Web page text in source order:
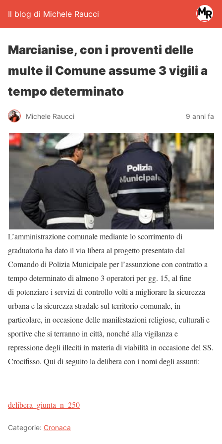
Il blog di Michele Raucci
Marcianise, con i proventi delle
multe il Comune assume 3 vigili a
tempo determinato
Michele Raucci 9 anni fa
L’amministrazione comunale mediante lo scorrimento di
graduatoria ha dato il via libera al progetto presentato dal
Comando di Polizia Municipale per l’assunzione con contratto a
tempo determinato di almeno 3 operatori per gg. 15, al fine
di potenziare i servizi di controllo volti a migliorare la sicurezza
urbana e la sicurezza stradale sul territorio comunale, in
particolare, in occasione delle manifestazioni religiose, culturali e
sportive che si terranno in città, nonché alla vigilanza e
repressione degli illeciti in materia di viabilità in occasione del SS.
Crocifisso. Qui di seguito la delibera con i nomi degli assunti:
delibera_giunta_n_250
Categorie: Cronaca